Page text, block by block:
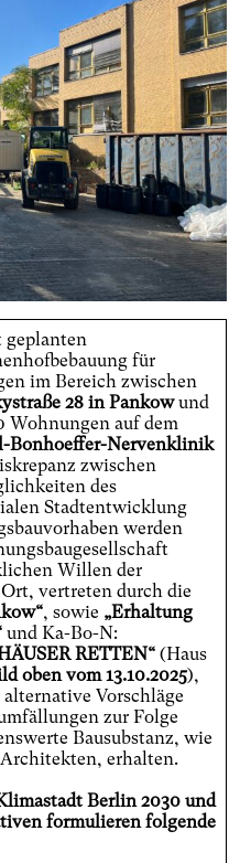
geplanten
für
im Bereich zwischen
28 in Pankowund
auf dem
Bonhoeffer-Nervenklinik
zwischen
des
Stadtentwicklung
werden
Willen der
vertreten durch die
, sowie „Erhaltung
und Ka-Bo-N:
RETTEN“(Haus
oben vom 13.10.2025),
Vorschläge
zur Folge
Bausubstanz, wie
erhalten.
Berlin 2030 und
formulieren folgende